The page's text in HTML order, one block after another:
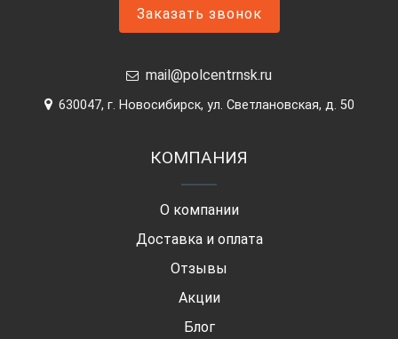
Заказать звонок
mail@polcentrnsk.ru
630047, г. Новосибирск, ул. Светлановская, д. 50
КОМПАНИЯ
О компании
Доставка и оплата
Отзывы
Акции
Блог